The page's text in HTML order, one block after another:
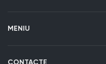
MENIU